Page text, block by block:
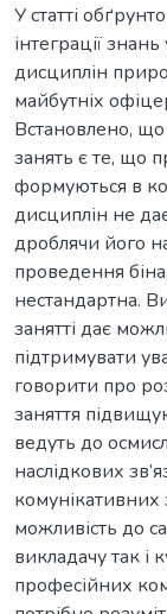
У статті
інтеграції
дисциплін
майбутніх
Встановлено,
занять є те, що
формуються в
дисциплін не
дроблячи його
проведення
нестандартна.
занятті дає
підтримувати
говорити про
заняття
ведуть до
наслідкових
комунікативних
можливість до
викладачу так
професійних